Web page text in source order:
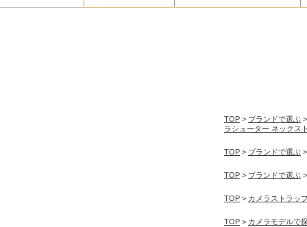
TOP > ブランドで選ぶ >
ラシューター ネックス
TOP > ブランドで選ぶ >
TOP > ブランドで選ぶ >
TOP > カメラストラッ
TOP > カメラモデルで